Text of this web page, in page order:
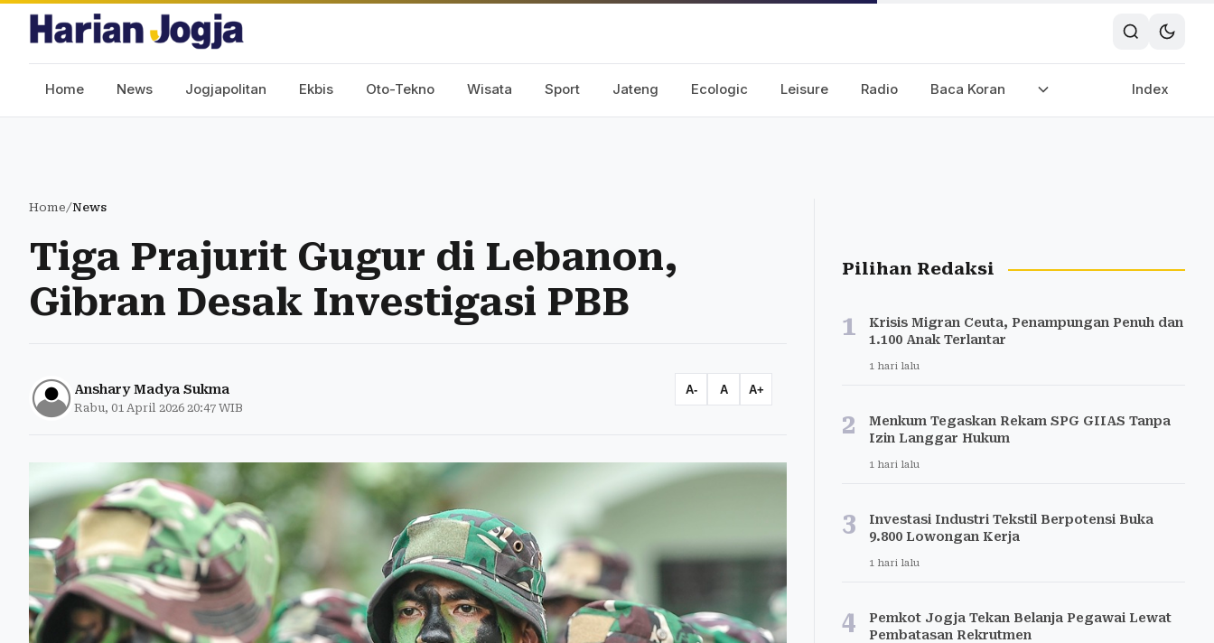
Home News Jogjapolitan Ekbis Oto-Tekno Wisata Sport Jateng Ecologic Leisure Radio Baca Koran Index
Home/News
Tiga Prajurit Gugur di Lebanon,
Gibran Desak Investigasi PBB
Anshary Madya Sukma
Rabu, 01 April 2026 20:47 WIB
A- A A+
Pilihan Redaksi
1
Krisis Migran Ceuta, Penampungan Penuh dan
1.100 Anak Terlantar
1 hari lalu
2
Menkum Tegaskan Rekam SPG GIIAS Tanpa
Izin Langgar Hukum
1 hari lalu
3
Investasi Industri Tekstil Berpotensi Buka
9.800 Lowongan Kerja
1 hari lalu
4
Pemkot Jogja Tekan Belanja Pegawai Lewat
Pembatasan Rekrutmen